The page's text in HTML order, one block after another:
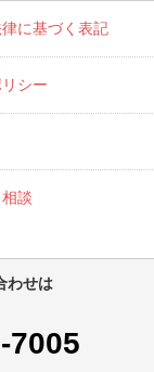
に基づく表記
シー
談
わせは
7005